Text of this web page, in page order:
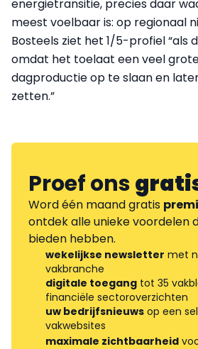
energietransitie, precies daar
meest voelbaar is: op regionaal
Bosteels ziet het 1/5-profiel “als
omdat het toelaat een veel
dagproductie op te slaan en
zetten.”
Proef ons
Word één maand gratis
ontdek alle unieke voordelen
bieden hebben.
wekelijkse newsletter met
vakbranche
digitale toegang tot 35
financiële sectoroverzichten
uw bedrijfsnieuws op een
vakwebsites
maximale zichtbaarheid